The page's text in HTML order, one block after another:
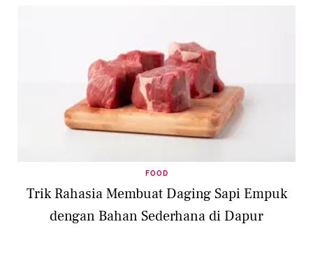
FOOD
Trik Rahasia Membuat Daging Sapi Empuk
dengan Bahan Sederhana di Dapur